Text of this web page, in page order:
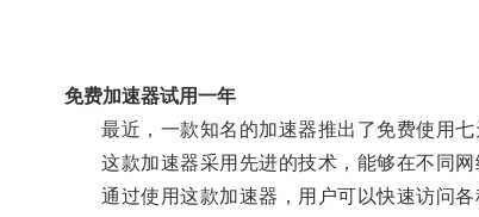
免费加速器试用一年
最近，一款知名的加速器推出了免费使用七
这款加速器采用先进的技术，能够在不同网
通过使用这款加速器，用户可以快速访问各